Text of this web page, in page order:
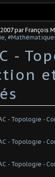
par François
-